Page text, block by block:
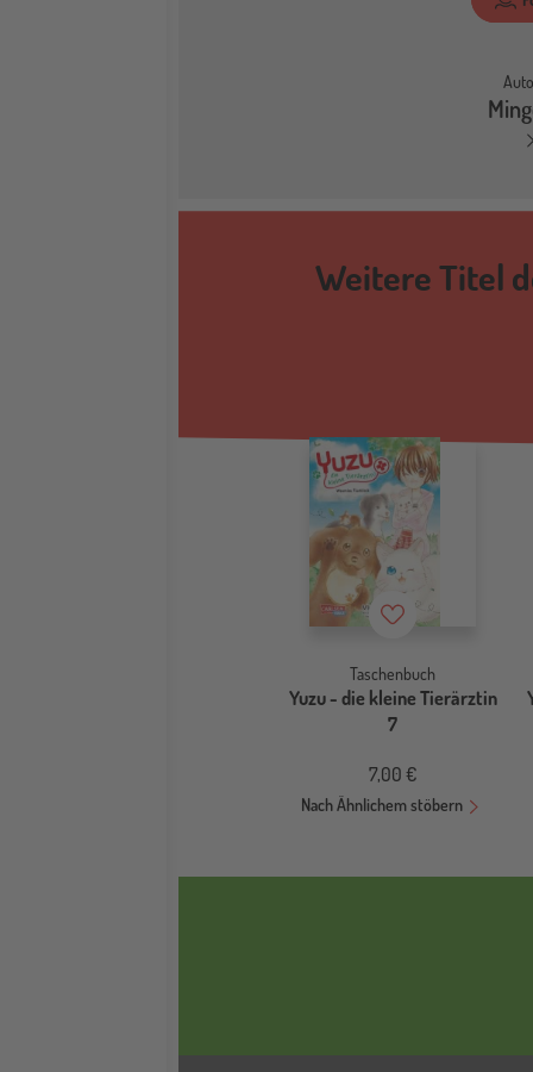
Weitere Titel
Merkzettel
Taschenbuch
Yuzu - die kleine Tierärztin
7
7,00 €
Nach Ähnlichem stöbern